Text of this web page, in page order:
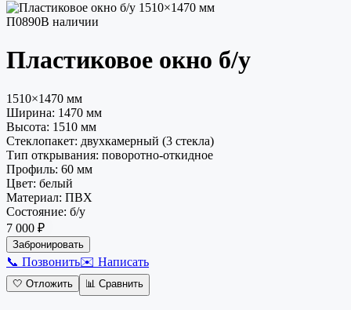
П0890В наличии
Пластиковое окно б/у
1510×1470 мм
Ширина: 1470 мм
Высота: 1510 мм
Стеклопакет: двухкамерный (3 стекла)
Тип открывания: поворотно-откидное
Профиль: 60 мм
Цвет: белый
Материал: ПВХ
Состояние: б/у
7 000 ₽
Забронировать
📞 Позвонить✉️ Написать
🤍 Отложить 📊 Сравнить